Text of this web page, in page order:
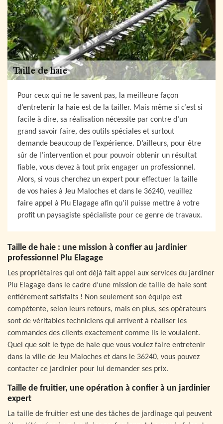
Pour ceux qui ne le savent pas, la meilleure façon
d’entretenir la haie est de la tailler. Mais même si c’est si
facile à dire, sa réalisation nécessite par contre d’un
grand savoir faire, des outils spéciales et surtout
demande beaucoup de l’expérience. D’ailleurs, pour être
sûr de l’intervention et pour pouvoir obtenir un résultat
fiable, vous devez à tout prix engager un professionnel.
Alors, si vous cherchez un expert pour effectuer la taille
de vos haies à Jeu Maloches et dans le 36240, veuillez
faire appel à Plu Elagage afin qu’il puisse mettre à votre
profit un paysagiste spécialiste pour ce genre de travaux.
Taille de haie : une mission à confier au jardinier
professionnel Plu Elagage
Les propriétaires qui ont déjà fait appel aux services du jardiner
Plu Elagage dans le cadre d’une mission de taille de haie sont
entièrement satisfaits ! Non seulement son équipe est
compétente, selon leurs retours, mais en plus, ses opérateurs
sont de véritables techniciens qui arrivent à réaliser les
commandes des clients exactement comme ils le voulaient.
Quel que soit le type de haie que vous voulez faire entretenir
dans la ville de Jeu Maloches et dans le 36240, vous pouvez
contacter ce jardinier pour lui demander ses prix.
Taille de fruitier, une opération à confier à un jardinier
expert
La taille de fruitier est une des tâches de jardinage qui peuvent